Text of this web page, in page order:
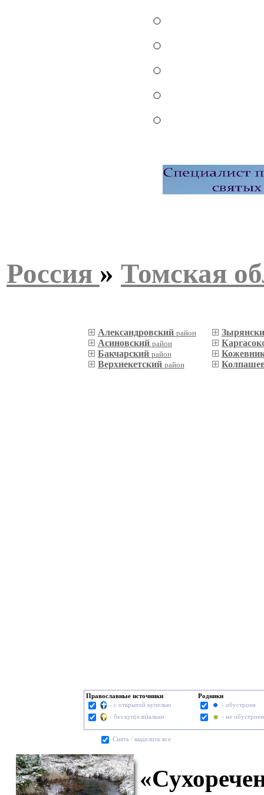
Россия » Томская
Александровский район
Асиновский район
Бакчарский район
Верхнекетский район
Православные источники
- с открытой купелью
- без куп(ели)альни
Родники
- обустроен
- не обустроен
Cнять / выделить все